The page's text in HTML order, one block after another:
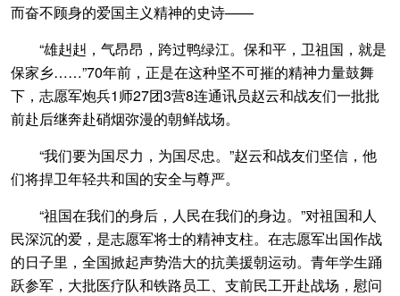
而奋不顾身的爱国主义精神的史诗——
“雄赳赳，气昂昂，跨过鸭绿江。保和平，卫祖国，就是
保家乡……”70年前，正是在这种坚不可摧的精神力量鼓舞
下，志愿军炮兵1师27团3营8连通讯员赵云和战友们一批批
前赴后继奔赴硝烟弥漫的朝鲜战场。
“我们要为国尽力，为国尽忠。”赵云和战友们坚信，他
们将捍卫年轻共和国的安全与尊严。
“祖国在我们的身后，人民在我们的身边。”对祖国和人
民深沉的爱，是志愿军将士的精神支柱。在志愿军出国作战
的日子里，全国掀起声势浩大的抗美援朝运动。青年学生踊
跃参军，大批医疗队和铁路员工、支前民工开赴战场，慰问